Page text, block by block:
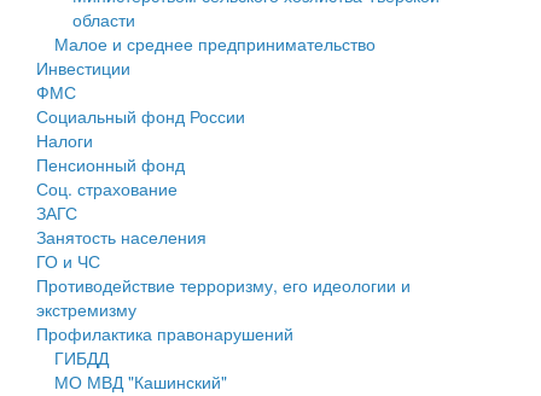
Социальная защита
Фотоальбом
Муниципальные услуги
Проекты административных регламентов
Антимонопольный комплаенс
Противодействие коррупции
Информационная поддержка субъектов малого и
среднего предпринимательства
Муниципальные программы
Контрольно-счетная палата
Персональные данные
Оценка регулирующего воздействия
Деятельность МУ
Нормативы градостроительного проектирования
области
Малое и среднее предпринимательство
Инвестиции
ФМС
Социальный фонд России
Налоги
Пенсионный фонд
Соц. страхование
ЗАГС
Занятость населения
ГО и ЧС
Противодействие терроризму, его идеологии и
экстремизму
Профилактика правонарушений
ГИБДД
МО МВД "Кашинский"